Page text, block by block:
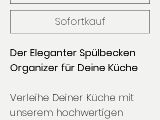
Sofortkauf
Der Eleganter Spülbecken
Organizer für Deine Küche
Verleihe Deiner Küche mit
unserem hochwertigen